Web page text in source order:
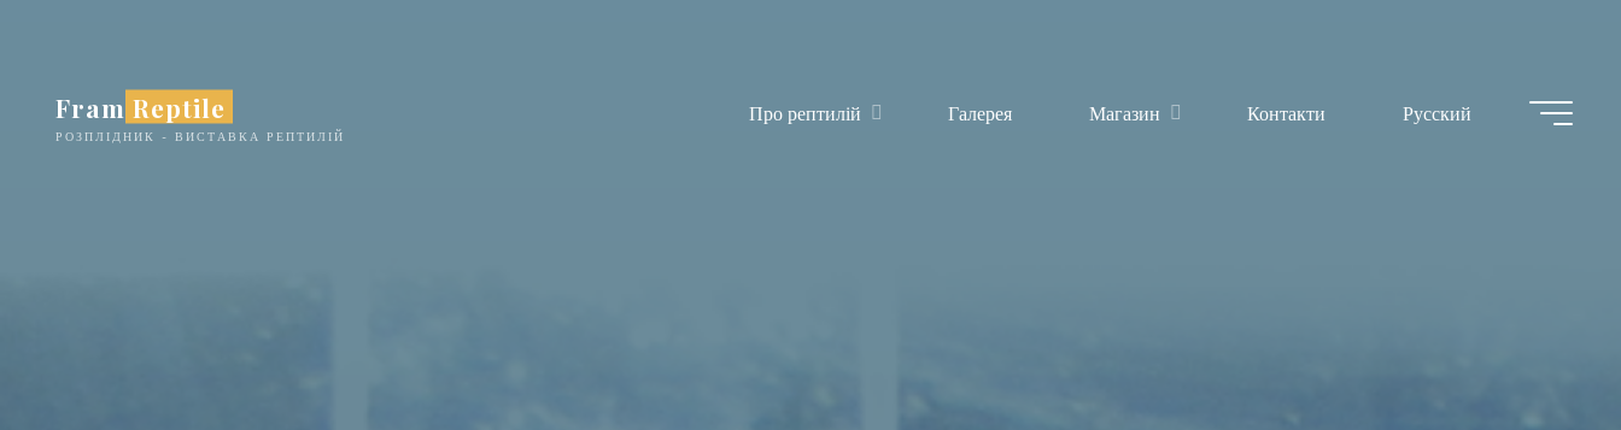
Fram Reptile
РОЗПЛІДНИК - ВИСТАВКА РЕПТИЛІЙ
Про рептилій Галерея Магазин Контакти Русский